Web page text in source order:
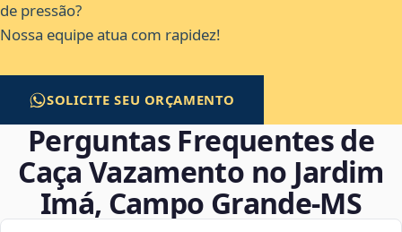
de pressão?
Nossa equipe atua com rapidez!
SOLICITE SEU ORÇAMENTO
Perguntas Frequentes de
Caça Vazamento no Jardim
Imá, Campo Grande‑MS